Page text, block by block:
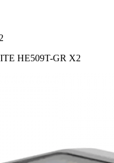
HE509T-GR X2